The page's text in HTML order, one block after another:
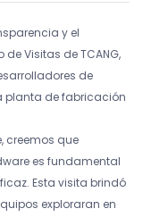
y el
Visitas de TCANG,
de
planta de fabricación
creemos que
es fundamental
Esta visita brindó
exploraran en